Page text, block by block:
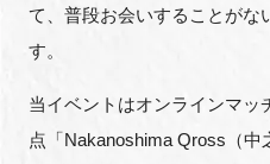
FAQ
て、普段お会いすることがな
す。
当イベントはオンラインマッ
点「Nakanoshima Qross （